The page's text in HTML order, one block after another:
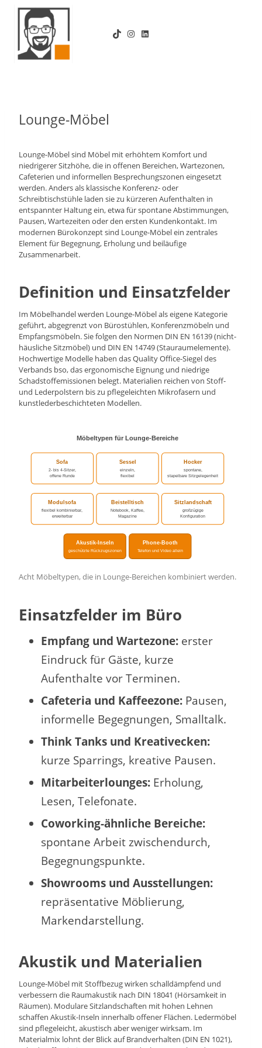
Zum
Inhalt
springen
TikTokInstagram
LinkedIn
Lounge-Möbel
Lounge-Möbel sind Möbel mit erhöhtem Komfort und
niedrigerer Sitzhöhe, die in offenen Bereichen, Wartezonen,
Cafeterien und informellen Besprechungszonen eingesetzt
werden. Anders als klassische Konferenz- oder
Schreibtischstühle laden sie zu kürzeren Aufenthalten in
entspannter Haltung ein, etwa für spontane Abstimmungen,
Pausen, Wartezeiten oder den ersten Kundenkontakt. Im
modernen Bürokonzept sind Lounge-Möbel ein zentrales
Element für Begegnung, Erholung und beiläufige
Zusammenarbeit.
Definition und Einsatzfelder
Im Möbelhandel werden Lounge-Möbel als eigene Kategorie
geführt, abgegrenzt von Bürostühlen, Konferenzmöbeln und
Empfangsmöbeln. Sie folgen den Normen DIN EN 16139 (nicht-
häusliche Sitzmöbel) und DIN EN 14749 (Stauraumelemente).
Hochwertige Modelle haben das Quality Office-Siegel des
Verbands bso, das ergonomische Eignung und niedrige
Schadstoffemissionen belegt. Materialien reichen von Stoff-
und Lederpolstern bis zu pflegeleichten Mikrofasern und
kunstlederbeschichteten Modellen.
Möbeltypen für Lounge-Bereiche
Sofa
2- bis 4-Sitzer,
offene Runde
Sessel
einzeln,
flexibel
Hocker
spontane,
stapelbare Sitzgelegenheit
Modulsofa
flexibel kombinierbar,
erweiterbar
Beistelltisch
Notebook, Kaffee,
Magazine
Sitzlandschaft
großzügige
Konfiguration
Akustik-Inseln
geschützte Rückzugszonen
Phone-Booth
Telefon und Video allein
Acht Möbeltypen, die in Lounge-Bereichen kombiniert werden.
Einsatzfelder im Büro
Empfang und Wartezone: erster
Eindruck für Gäste, kurze
Aufenthalte vor Terminen.
Cafeteria und Kaffeezone: Pausen,
informelle Begegnungen, Smalltalk.
Think Tanks und Kreativecken:
kurze Sparrings, kreative Pausen.
Mitarbeiterlounges: Erholung,
Lesen, Telefonate.
Coworking-ähnliche Bereiche:
spontane Arbeit zwischendurch,
Begegnungspunkte.
Showrooms und Ausstellungen:
repräsentative Möblierung,
Markendarstellung.
Akustik und Materialien
Lounge-Möbel mit Stoffbezug wirken schalldämpfend und
verbessern die Raumakustik nach DIN 18041 (Hörsamkeit in
Räumen). Modulare Sitzlandschaften mit hohen Lehnen
schaffen Akustik-Inseln innerhalb offener Flächen. Ledermöbel
sind pflegeleicht, akustisch aber weniger wirksam. Im
Materialmix lohnt der Blick auf Brandverhalten (DIN EN 1021),